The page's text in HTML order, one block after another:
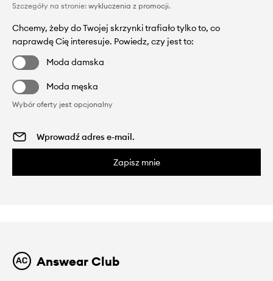
Szczegóły na stronie: wykluczenia z promocji.
Chcemy, żeby do Twojej skrzynki trafiało tylko to, co
naprawdę Cię interesuje. Powiedz, czy jest to:
Moda damska
Moda męska
Wybór oferty jest opcjonalny
Zapisz mnie
Answear Club